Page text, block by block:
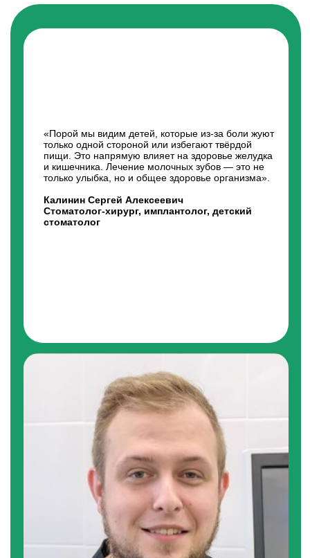
поздно, когда зуб уже разрушен и болит. В
таких случаях мы вынуждены проводить лечение
пульпита молочного зуба или удаление. Это
сложнее и неприятнее, чем поставить обычную
пломбу на ранней стадии».
Калинин Сергей Алексеевич
Стоматолог-хирург, имплантолог, детский